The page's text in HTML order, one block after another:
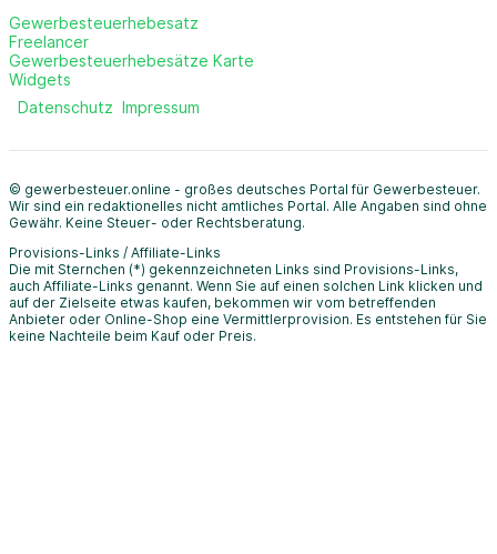
Gewerbesteuerhebesatz
Freelancer
Gewerbesteuerhebesätze Karte
Widgets
Datenschutz Impressum
© gewerbesteuer.online - großes deutsches Portal für Gewerbesteuer.
Wir sind ein redaktionelles nicht amtliches Portal. Alle Angaben sind ohne
Gewähr. Keine Steuer- oder Rechtsberatung.
Provisions-Links / Affiliate-Links
Die mit Sternchen (*) gekennzeichneten Links sind Provisions-Links,
auch Affiliate-Links genannt. Wenn Sie auf einen solchen Link klicken und
auf der Zielseite etwas kaufen, bekommen wir vom betreffenden
Anbieter oder Online-Shop eine Vermittlerprovision. Es entstehen für Sie
keine Nachteile beim Kauf oder Preis.